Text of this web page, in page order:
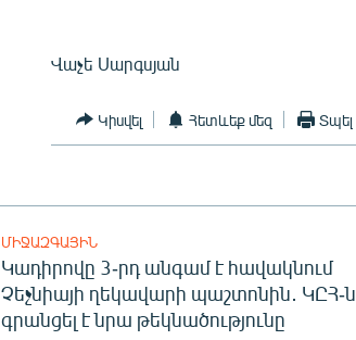
Վաչե Սարգսյան
Կիսվել Հետևեք մեզ Տպել
ՄԻՋԱԶԳԱՅԻՆ
Կադիրովը 3-րդ անգամ է հավակնում
Չեչնիայի ղեկավարի պաշտոնին․ ԿԸՀ-ն
գրանցել է նրա թեկնածությունը